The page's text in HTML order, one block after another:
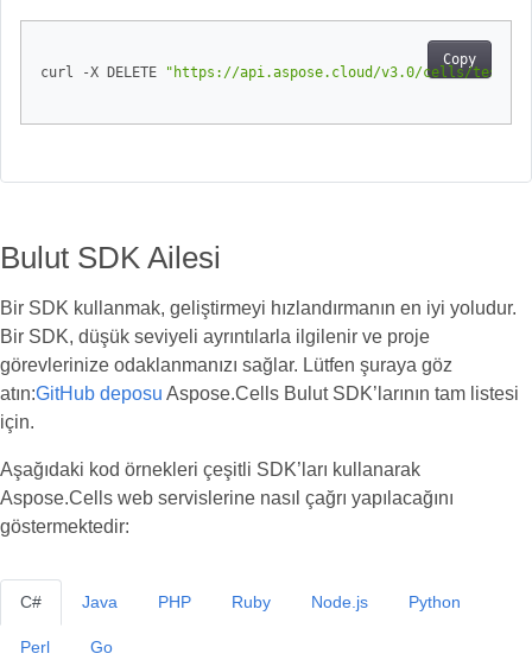
Copy
curl -X DELETE "https://api.aspose.cloud/v3.0/cells/test.xlsx/
Bulut SDK Ailesi
Bir SDK kullanmak, geliştirmeyi hızlandırmanın en iyi yoludur.
Bir SDK, düşük seviyeli ayrıntılarla ilgilenir ve proje
görevlerinize odaklanmanızı sağlar. Lütfen şuraya göz
atın:GitHub deposu Aspose.Cells Bulut SDK’larının tam listesi
için.
Aşağıdaki kod örnekleri çeşitli SDK’ları kullanarak
Aspose.Cells web servislerine nasıl çağrı yapılacağını
göstermektedir:
C# Java PHP Ruby Node.js Python
Perl Go